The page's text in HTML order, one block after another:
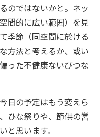
のではないかと。ネッ
間的に広い範囲）を見
季節（同空間に於ける
方法と考えるか、或い
った不健康ないびつな
日の予定はもう変えら
ひな祭りや、節供の営
と思います。